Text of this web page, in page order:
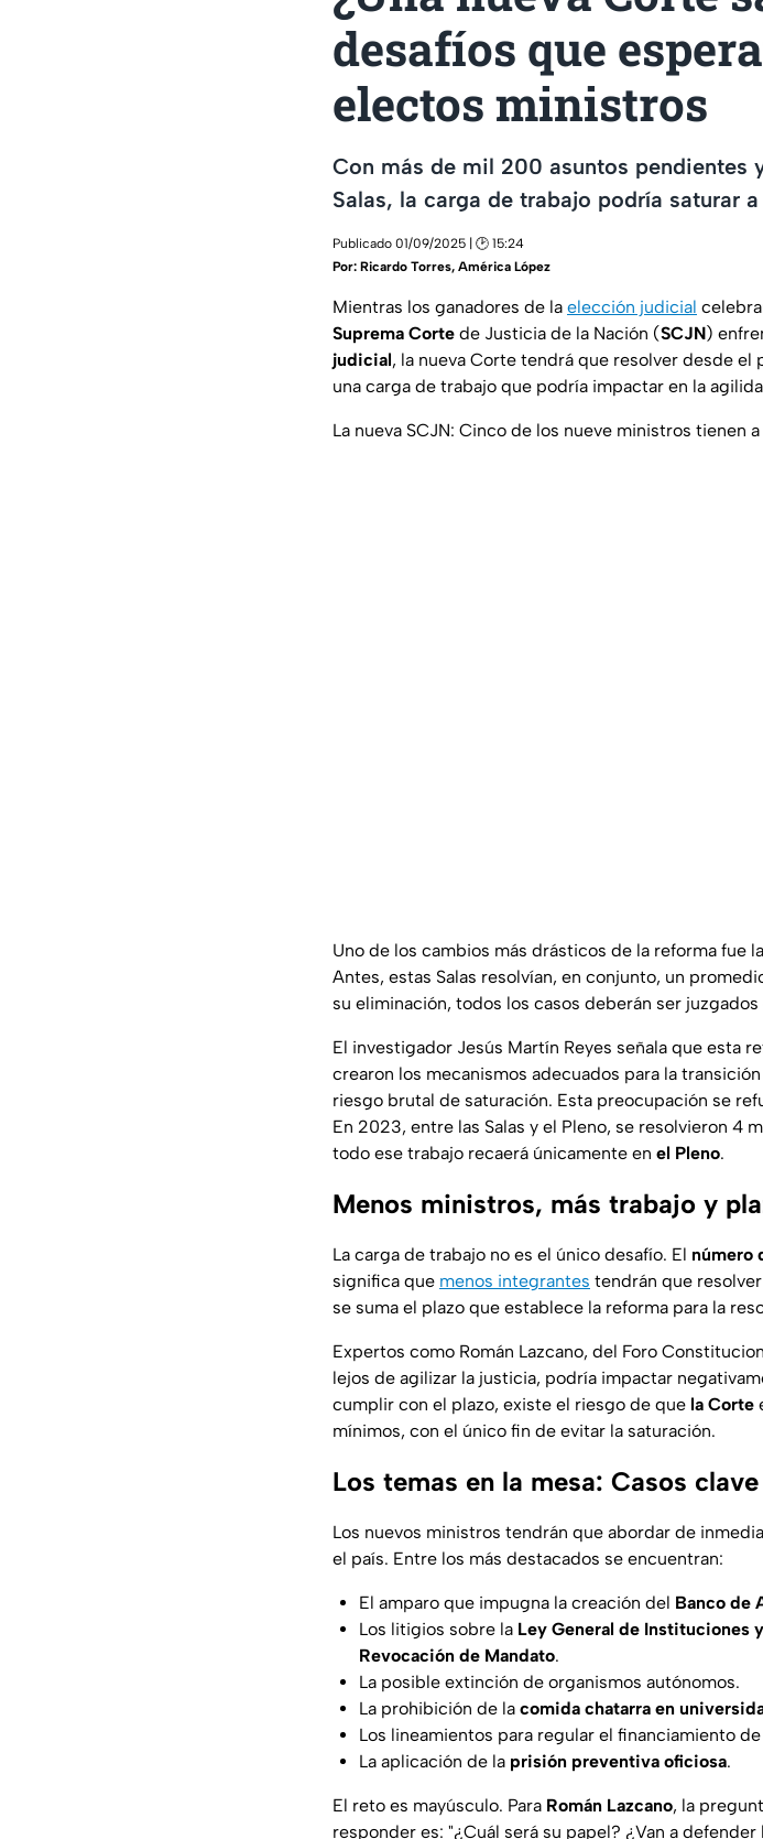
desafíos que
electos ministros
Con más de mil 200 asuntos pendientes
Salas, la carga de trabajo podría saturar
Publicado 01/09/2025 | 🕑 15:24
Por: Ricardo Torres, América López
Mientras los ganadores de la elección judicial
Suprema Corte de Justicia de la Nación (SCJN)
judicial, la nueva Corte tendrá que resolver desde el
una carga de trabajo que podría impactar en la
La nueva SCJN: Cinco de los nueve ministros tienen
Uno de los cambios más drásticos de la reforma fue la
Antes, estas Salas resolvían, en conjunto, un
su eliminación, todos los casos deberán ser juzgados
El investigador Jesús Martín Reyes señala que esta
crearon los mecanismos adecuados para la
riesgo brutal de saturación. Esta preocupación se
En 2023, entre las Salas y el Pleno, se resolvieron 4
todo ese trabajo recaerá únicamente en el Pleno.
Menos ministros, más trabajo y
La carga de trabajo no es el único desafío. El número
significa que menos integrantes tendrán que
se suma el plazo que establece la reforma para la
Expertos como Román Lazcano, del Foro
lejos de agilizar la justicia, podría impactar
cumplir con el plazo, existe el riesgo de que la Corte
mínimos, con el único fin de evitar la saturación.
Los temas en la mesa: Casos
Los nuevos ministros tendrán que abordar de
el país. Entre los más destacados se encuentran:
El amparo que impugna la creación del Banco de
Los litigios sobre la Ley General de Instituciones
Revocación de Mandato.
La posible extinción de organismos autónomos.
La prohibición de la comida chatarra en
Los lineamientos para regular el financiamiento
La aplicación de la prisión preventiva oficiosa.
El reto es mayúsculo. Para Román Lazcano, la
responder es: "¿Cuál será su papel? ¿Van a